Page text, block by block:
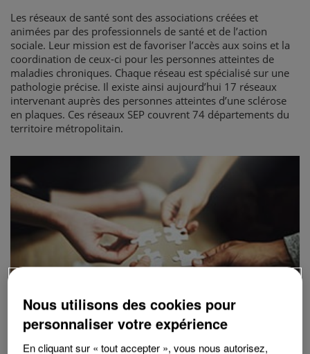
Les réseaux de santé sont des associations créées et
animées par des professionnels de santé et de l’action
sociale. Leur mission est de favoriser l’accès aux soins et la
coordination de ceux-ci pour les personnes atteintes de
maladies chroniques. Chaque réseau est spécialisé sur une
pathologie précise. Il existe ainsi aujourd’hui 17 réseaux
intervenant auprès des personnes atteintes d’une sclérose
en plaques. Ces réseaux SEP couvrent 74 départements du
territoire métropolitain.
Nous utilisons des cookies pour
personnaliser votre expérience
En cliquant sur « tout accepter », vous nous autorisez,